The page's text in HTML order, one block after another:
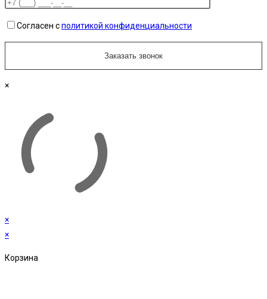
Согласен сполитикой конфиденциальности
×
×
×
Корзина